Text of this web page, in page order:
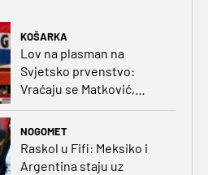
KOŠARKA
Lov na plasman na
Svjetsko prvenstvo:
Vraćaju se Matković,
NOGOMET
Raskol u Fifi: Meksiko i
Argentina staju uz